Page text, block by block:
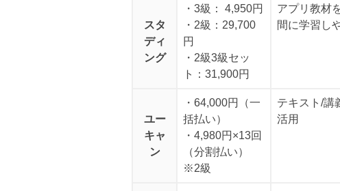
スタ
ディ
ング
・3級： 4,950円
・2級：29,700
円
・2級3級セッ
ト：31,900円
アプリ教材
間に学習し
ユー
キャ
ン
・64,000円（一
括払い）
・4,980円×13回
（分割払い）
※2級
テキスト/講
活用